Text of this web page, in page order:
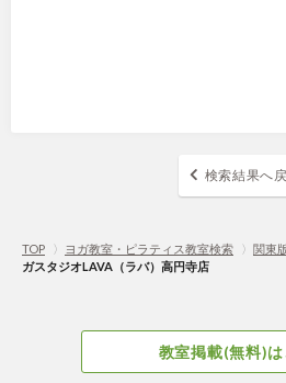
検索結果へ
TOP 〉 ヨガ教室・ピラティス教室検索 〉 関東
ガスタジオLAVA（ラバ）高円寺店
教室掲載(無料)は